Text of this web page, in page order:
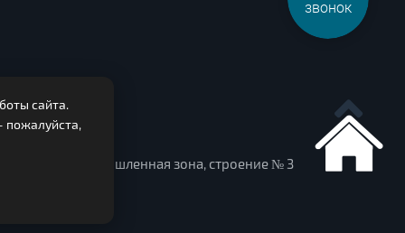
Сочнево промышленная зона, строение № 3
сайта.
пожалуйста,